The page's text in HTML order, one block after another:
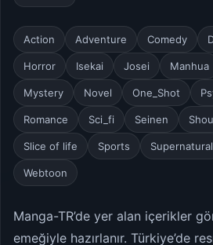
Action Adventure Comedy
Horror Isekai Josei Manhua
Mystery Novel One_Shot
Romance Sci_fi Seinen
Slice of life Sports Supernatural
Webtoon
Manga-TR’de yer alan içerikler
emeğiyle hazırlanır. Türkiye’de